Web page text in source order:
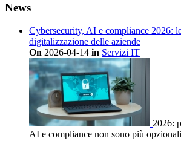
News
Cybersecurity, AI e compliance 2026:
digitalizzazione delle aziende
On 2026-04-14 in Servizi IT
2026:
AI e compliance non sono più